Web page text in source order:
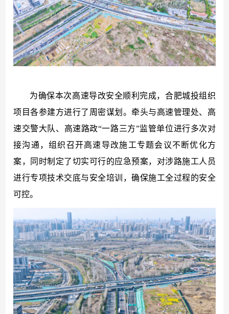
为确保本次高速导改安全顺利完成，合肥城投组织
项目各参建方进行了周密谋划。牵头与高速管理处、高
速交警大队、高速路政“一路三方”监管单位进行多次对
接沟通，组织召开高速导改施工专题会议不断优化方
案，同时制定了切实可行的应急预案，对涉路施工人员
进行专项技术交底与安全培训，确保施工全过程的安全
可控。